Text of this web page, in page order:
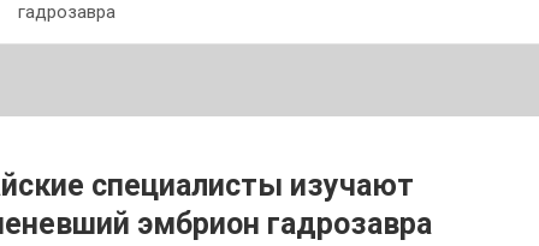
гадрозавра
специалисты изучают
эмбрион гадрозавра